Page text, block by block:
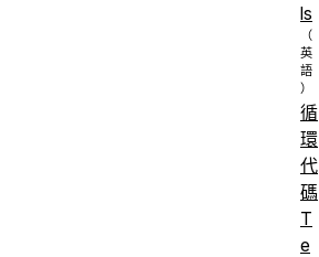
ls
循
環
代
碼
T
e